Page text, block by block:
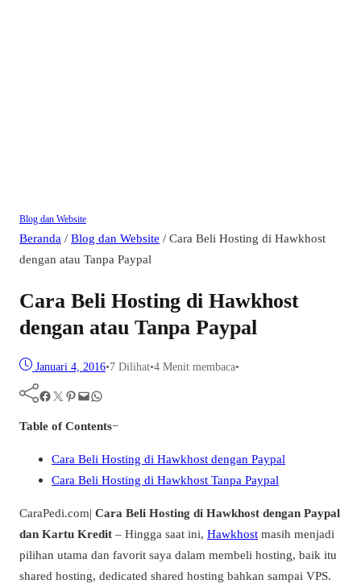
Blog dan Website
Beranda / Blog dan Website / Cara Beli Hosting di Hawkhost
dengan atau Tanpa Paypal
Cara Beli Hosting di Hawkhost
dengan atau Tanpa Paypal
Januari 4, 2016•7 Dilihat•4 Menit membaca•
Facebook Twitter Pinterest Mail WhatsApp
Table of Contents−
Cara Beli Hosting di Hawkhost dengan Paypal
Cara Beli Hosting di Hawkhost Tanpa Paypal
CaraPedi.com| Cara Beli Hosting di Hawkhost dengan Paypal
dan Kartu Kredit – Hingga saat ini, Hawkhost masih menjadi
pilihan utama dan favorit saya dalam membeli hosting, baik itu
shared hosting, dedicated shared hosting bahkan sampai VPS.